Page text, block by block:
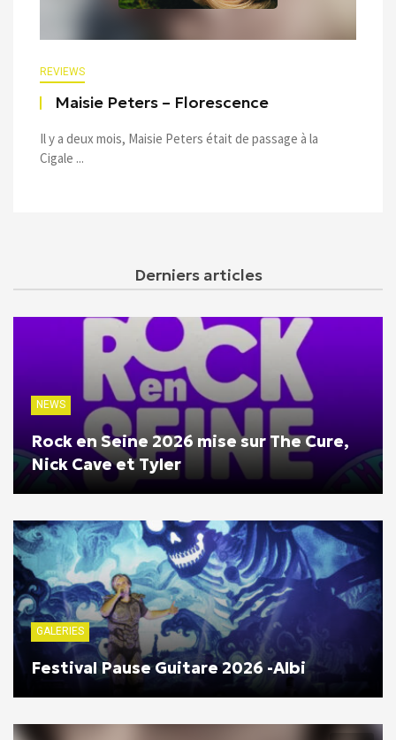
REVIEWS
Maisie Peters – Florescence
Il y a deux mois, Maisie Peters était de passage à la
Cigale ...
Derniers articles
NEWS
Rock en Seine 2026 mise sur The Cure,
Nick Cave et Tyler
GALERIES
Festival Pause Guitare 2026 -Albi